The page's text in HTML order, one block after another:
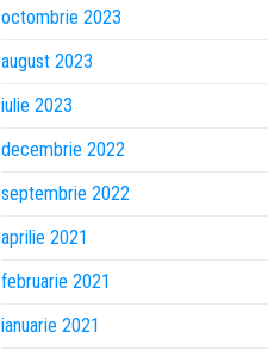
octombrie 2023
august 2023
iulie 2023
decembrie 2022
septembrie 2022
aprilie 2021
februarie 2021
ianuarie 2021